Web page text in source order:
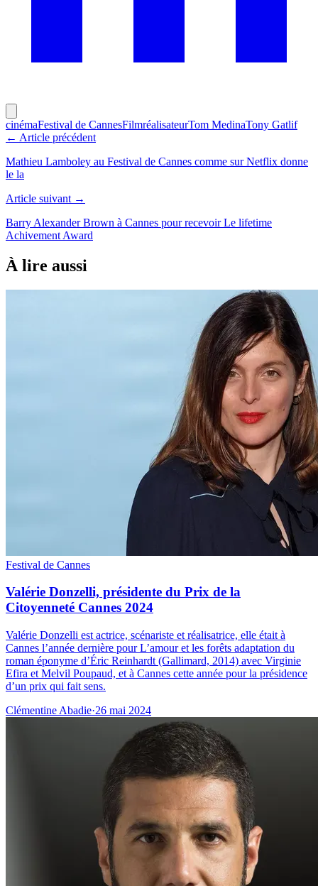
cinémaFestival de CannesFilmréalisateurTom MedinaTony Gatlif
← Article précédent
Mathieu Lamboley au Festival de Cannes comme sur Netflix donne
le la
Article suivant →
Barry Alexander Brown à Cannes pour recevoir Le lifetime
Achivement Award
À lire aussi
Festival de Cannes
Valérie Donzelli, présidente du Prix de la
Citoyenneté Cannes 2024
Valérie Donzelli est actrice, scénariste et réalisatrice, elle était à
Cannes l’année dernière pour L’amour et les forêts adaptation du
roman éponyme d’Éric Reinhardt (Gallimard, 2014) avec Virginie
Efira et Melvil Poupaud, et à Cannes cette année pour la présidence
d’un prix qui fait sens.
Clémentine Abadie·26 mai 2024